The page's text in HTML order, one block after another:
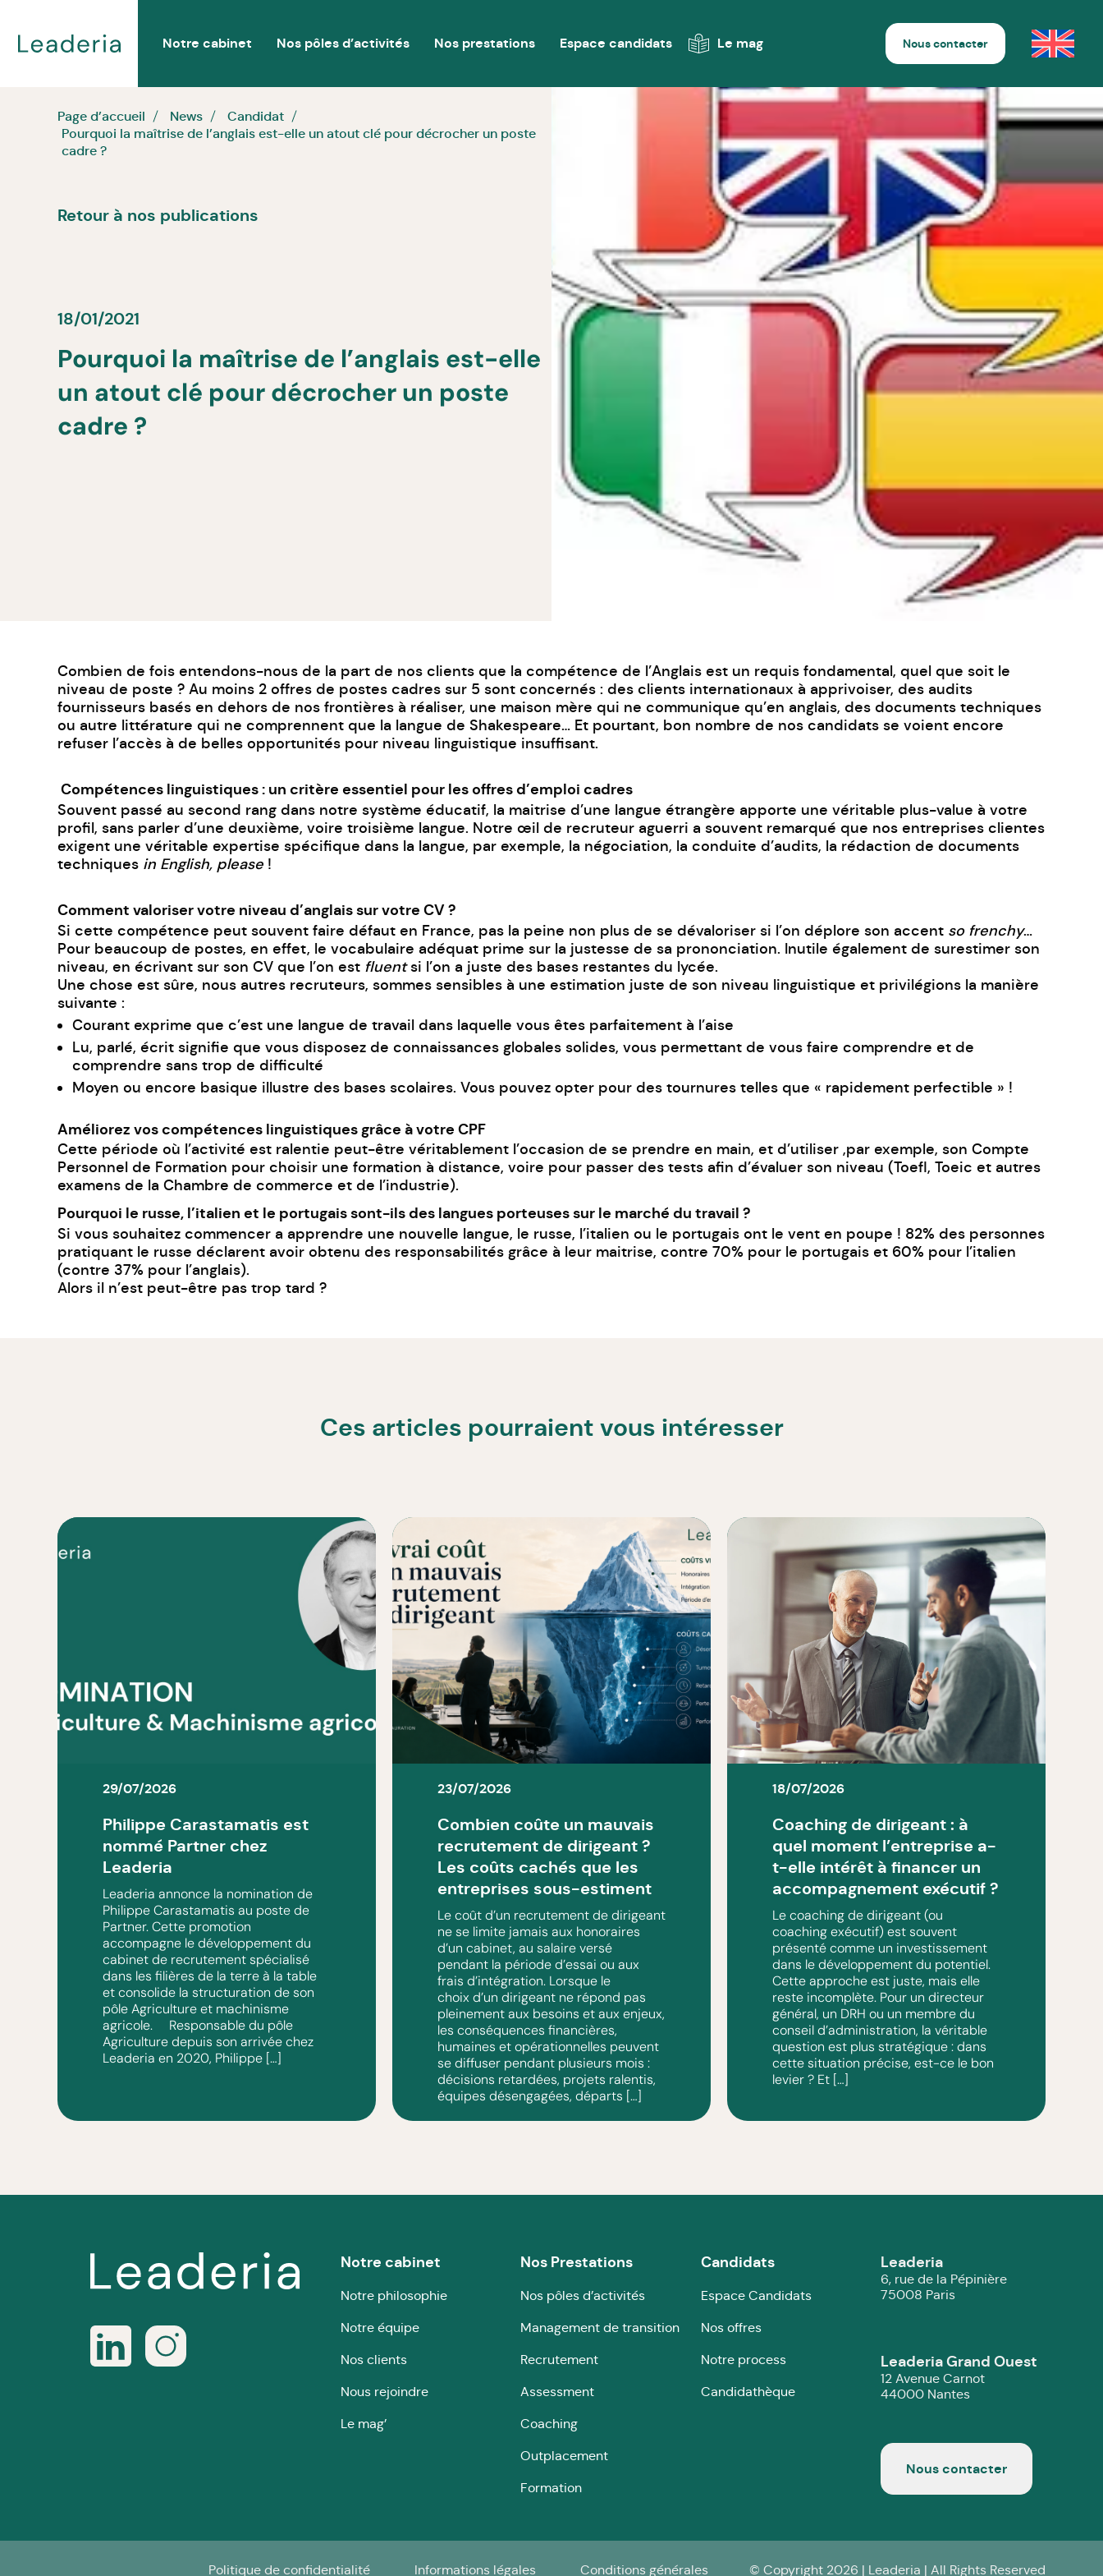
Notre cabinet Nos pôles d’activités Nos prestations Espace candidats Le mag Nous contacter
Page d’accueil News
Candidat
Pourquoi la maîtrise de l’anglais est-elle un atout clé pour décrocher un poste
cadre ?
Retour à nos publications
18/01/2021
Pourquoi la maîtrise de l’anglais est-elle
un atout clé pour décrocher un poste
cadre ?
Combien de fois entendons-nous de la part de nos clients que la compétence de l’Anglais est un requis fondamental, quel que soit le
niveau de poste ? Au moins 2 offres de postes cadres sur 5 sont concernés : des clients internationaux à apprivoiser, des audits
fournisseurs basés en dehors de nos frontières à réaliser, une maison mère qui ne communique qu’en anglais, des documents techniques
ou autre littérature qui ne comprennent que la langue de Shakespeare… Et pourtant, bon nombre de nos candidats se voient encore
refuser l’accès à de belles opportunités pour niveau linguistique insuffisant.
Compétences linguistiques : un critère essentiel pour les offres d’emploi cadres
Souvent passé au second rang dans notre système éducatif, la maitrise d’une langue étrangère apporte une véritable plus-value à votre
profil, sans parler d’une deuxième, voire troisième langue. Notre œil de recruteur aguerri a souvent remarqué que nos entreprises clientes
exigent une véritable expertise spécifique dans la langue, par exemple, la négociation, la conduite d’audits, la rédaction de documents
techniques in English, please !
Comment valoriser votre niveau d’anglais sur votre CV ?
Si cette compétence peut souvent faire défaut en France, pas la peine non plus de se dévaloriser si l’on déplore son accent so frenchy…
Pour beaucoup de postes, en effet, le vocabulaire adéquat prime sur la justesse de sa prononciation. Inutile également de surestimer son
niveau, en écrivant sur son CV que l’on est fluentsi l’on a juste des bases restantes du lycée.
Une chose est sûre, nous autres recruteurs, sommes sensibles à une estimation juste de son niveau linguistique et privilégions la manière
suivante :
Courant exprime que c’est une langue de travail dans laquelle vous êtes parfaitement à l’aise
Lu, parlé, écrit signifie que vous disposez de connaissances globales solides, vous permettant de vous faire comprendre et de
comprendre sans trop de difficulté
Moyen ou encore basique illustre des bases scolaires. Vous pouvez opter pour des tournures telles que « rapidement perfectible » !
Améliorez vos compétences linguistiques grâce à votre CPF
Cette période où l’activité est ralentie peut-être véritablement l’occasion de se prendre en main, et d’utiliser ,par exemple, son Compte
Personnel de Formation pour choisir une formation à distance, voire pour passer des tests afin d’évaluer son niveau (Toefl, Toeic et autres
examens de la Chambre de commerce et de l’industrie).
Pourquoi le russe, l’italien et le portugais sont-ils des langues porteuses sur le marché du travail ?
Si vous souhaitez commencer a apprendre une nouvelle langue, le russe, l’italien ou le portugais ont le vent en poupe ! 82% des personnes
pratiquant le russe déclarent avoir obtenu des responsabilités grâce à leur maitrise, contre 70% pour le portugais et 60% pour l’italien
(contre 37% pour l’anglais).
Alors il n’est peut-être pas trop tard ?
Ces articles pourraient vous intéresser
29/07/2026
Philippe Carastamatis est
nommé Partner chez
Leaderia
Leaderia annonce la nomination de
Philippe Carastamatis au poste de
Partner. Cette promotion
accompagne le développement du
cabinet de recrutement spécialisé
dans les filières de la terre à la table
et consolide la structuration de son
pôle Agriculture et machinisme
agricole. Responsable du pôle
Agriculture depuis son arrivée chez
Leaderia en 2020, Philippe […]
23/07/2026
Combien coûte un mauvais
recrutement de dirigeant ?
Les coûts cachés que les
entreprises sous-estiment
Le coût d’un recrutement de dirigeant
ne se limite jamais aux honoraires
d’un cabinet, au salaire versé
pendant la période d’essai ou aux
frais d’intégration. Lorsque le
choix d’un dirigeant ne répond pas
pleinement aux besoins et aux enjeux,
les conséquences financières,
humaines et opérationnelles peuvent
se diffuser pendant plusieurs mois :
décisions retardées, projets ralentis,
équipes désengagées, départs […]
18/07/2026
Coaching de dirigeant : à
quel moment l’entreprise a-
t-elle intérêt à financer un
accompagnement exécutif ?
Le coaching de dirigeant (ou
coaching exécutif) est souvent
présenté comme un investissement
dans le développement du potentiel.
Cette approche est juste, mais elle
reste incomplète. Pour un directeur
général, un DRH ou un membre du
conseil d’administration, la véritable
question est plus stratégique : dans
cette situation précise, est-ce le bon
levier ? Et […]
Notre cabinet
Notre philosophie
Notre équipe
Nos clients
Nous rejoindre
Le mag’
Nos Prestations
Nos pôles d’activités
Management de transition
Recrutement
Assessment
Coaching
Outplacement
Formation
Candidats
Espace Candidats
Nos offres
Notre process
Candidathèque
Leaderia
6, rue de la Pépinière
75008 Paris
Leaderia Grand Ouest
12 Avenue Carnot
44000 Nantes
Nous contacter
Politique de confidentialité Informations légales Conditions générales © Copyright 2026 | Leaderia | All Rights Reserved